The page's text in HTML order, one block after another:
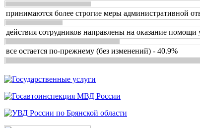
принимаются более строгие меры административной
действия сотрудников направлены на оказание
все остается по-прежнему (без изменений) - 40.9%